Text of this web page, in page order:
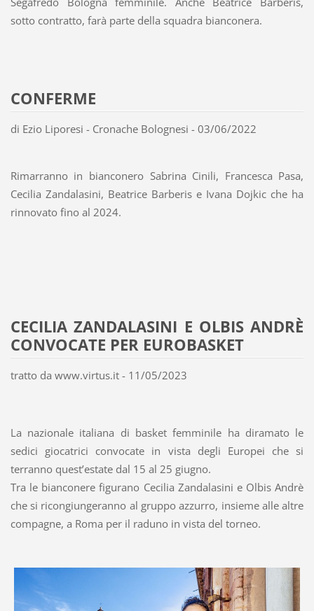
sotto contratto, farà parte della squadra bianconera.
CONFERME
di Ezio Liporesi - Cronache Bolognesi - 03/06/2022
Rimarranno in bianconero Sabrina Cinili, Francesca Pasa,
Cecilia Zandalasini, Beatrice Barberis e Ivana Dojkic che ha
rinnovato fino al 2024.
CECILIA ZANDALASINI E OLBIS ANDRÈ
CONVOCATE PER EUROBASKET
tratto da www.virtus.it - 11/05/2023
La nazionale italiana di basket femminile ha diramato le
sedici giocatrici convocate in vista degli Europei che si
terranno quest’estate dal 15 al 25 giugno.
Tra le bianconere figurano Cecilia Zandalasini e Olbis Andrè
che si ricongiungeranno al gruppo azzurro, insieme alle altre
compagne, a Roma per il raduno in vista del torneo.